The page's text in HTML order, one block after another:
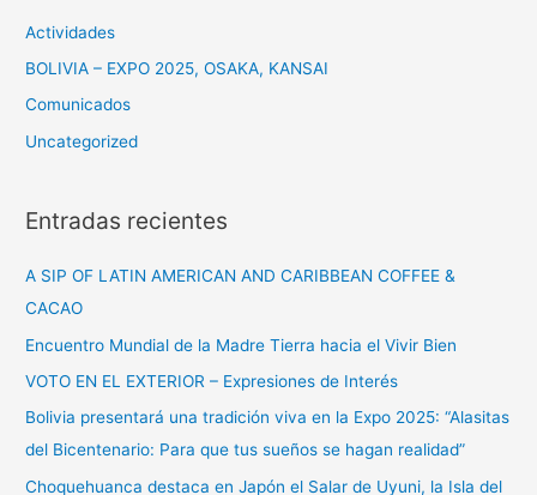
r
:
Actividades
BOLIVIA – EXPO 2025, OSAKA, KANSAI
Comunicados
Uncategorized
Entradas recientes
A SIP OF LATIN AMERICAN AND CARIBBEAN COFFEE &
CACAO
Encuentro Mundial de la Madre Tierra hacia el Vivir Bien
VOTO EN EL EXTERIOR – Expresiones de Interés
Bolivia presentará una tradición viva en la Expo 2025: “Alasitas
del Bicentenario: Para que tus sueños se hagan realidad”
Choquehuanca destaca en Japón el Salar de Uyuni, la Isla del